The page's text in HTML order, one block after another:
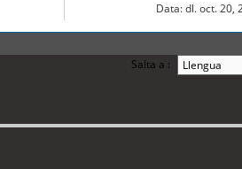
Data: dl. oct. 20,
Salta a :